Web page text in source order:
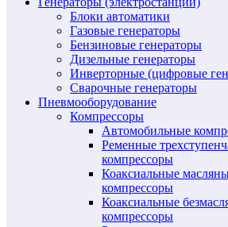
Блоки автоматики
Газовые генераторы
Бензиновые генераторы
Дизельные генераторы
Инверторные (цифровые
Сварочные генераторы
Пневмооборудование
Компрессоры
Автомобильные
Ременные
компрессоры
Коаксиальные
компрессоры
Коаксиальные
компрессоры